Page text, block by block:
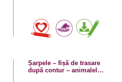
Șarpele – fișă de trasare
după contur – animalele